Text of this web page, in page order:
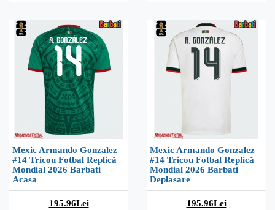
Mexic Armando Gonzalez
#14 Tricou Fotbal Replică
Mondial 2026 Barbati
Acasa
195.96Lei
Mexic Armando Gonzalez
#14 Tricou Fotbal Replică
Mondial 2026 Barbati
Deplasare
195.96Lei